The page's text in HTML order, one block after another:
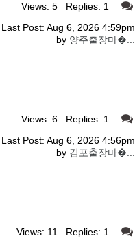
Views: 5 Replies: 1
Last Post: Aug 6, 2026 4:59pm
by 양주출장마�...
Views: 6 Replies: 1
Last Post: Aug 6, 2026 4:56pm
by 김포출장마�...
Views: 11 Replies: 1